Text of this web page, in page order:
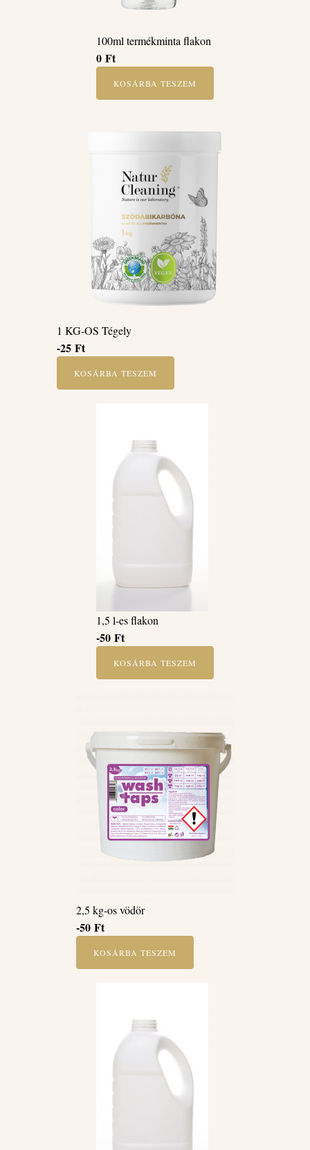
100ml termékminta flakon
0 Ft
KOSÁRBA TESZEM
1 KG-OS Tégely
-25 Ft
KOSÁRBA TESZEM
1,5 l-es flakon
-50 Ft
KOSÁRBA TESZEM
2,5 kg-os vödör
-50 Ft
KOSÁRBA TESZEM